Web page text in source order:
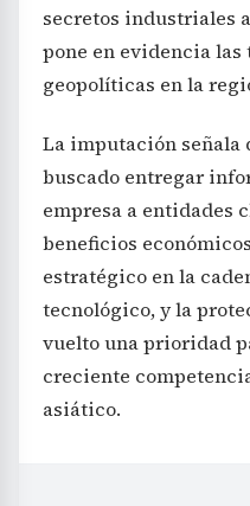
secretos industriales
pone en evidencia
geopolíticas en la
La imputación señala
buscado entregar
empresa a entidades
beneficios
estratégico en la
tecnológico, y la
vuelto una prioridad
creciente
asiático.